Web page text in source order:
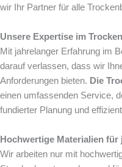
wir Ihr Partner für alle
Unsere Expertise im
Mit jahrelanger Erfahrung im
darauf verlassen, dass wir
Anforderungen bieten. Die
einen umfassenden Service,
fundierter Planung und
Hochwertige Materialien für
Wir arbeiten nur mit